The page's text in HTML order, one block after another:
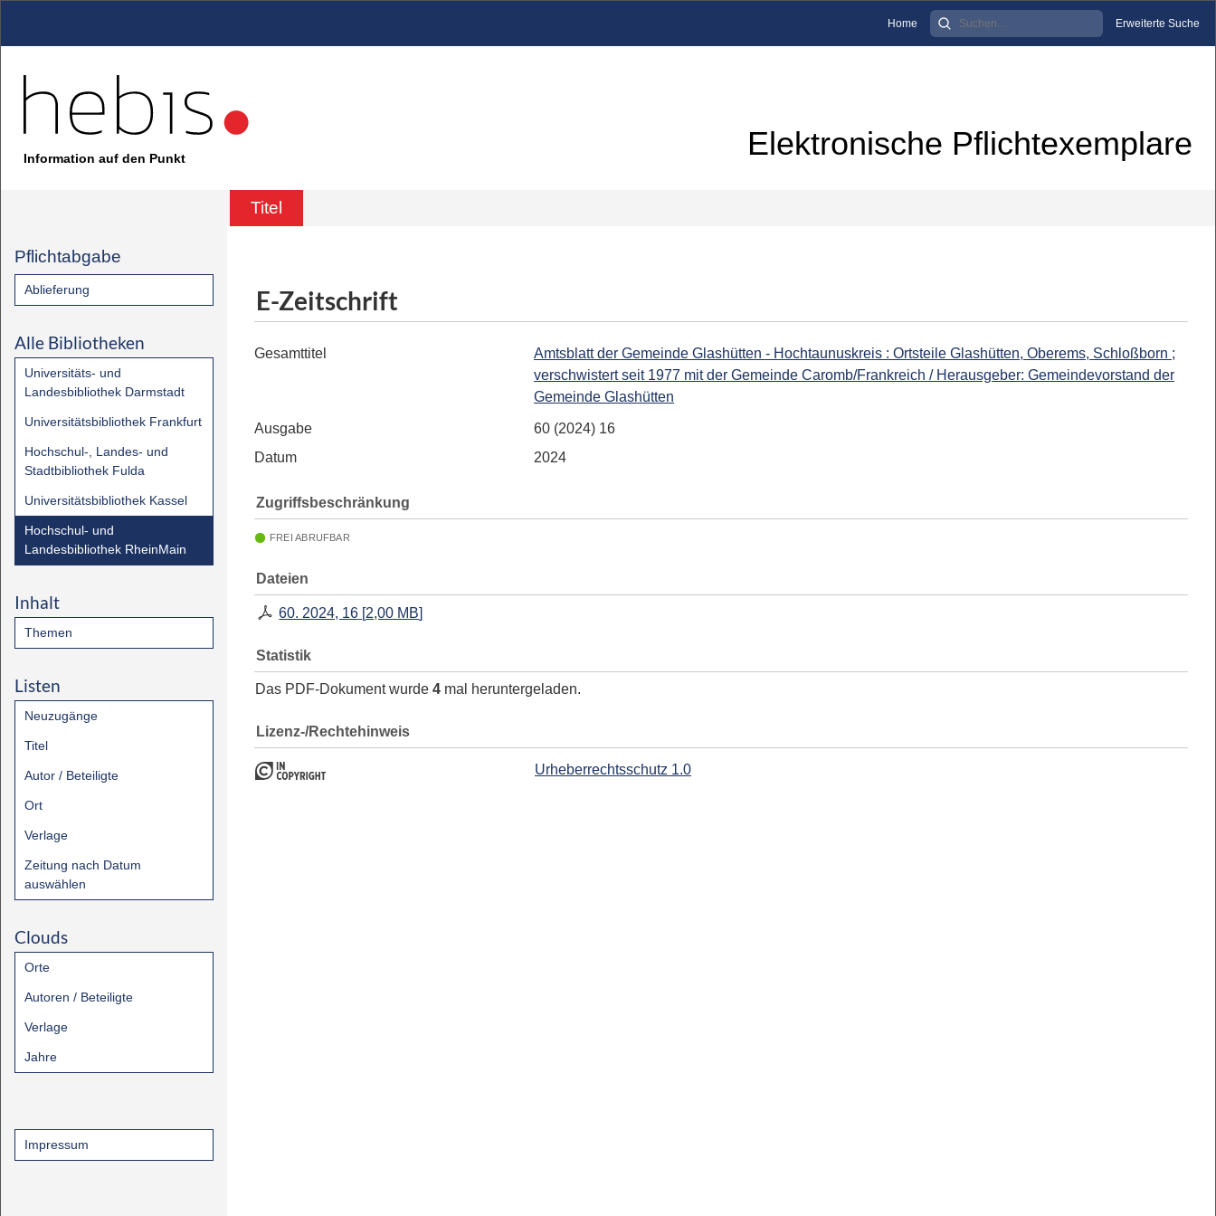
Home Erweiterte Suche
Information auf den Punkt Elektronische Pflichtexemplare
Titel
Pflichtabgabe
Ablieferung
Alle Bibliotheken
Universitäts- und
Landesbibliothek Darmstadt
Universitätsbibliothek Frankfurt
Hochschul-, Landes- und
Stadtbibliothek Fulda
Universitätsbibliothek Kassel
Hochschul- und
Landesbibliothek RheinMain
Inhalt
Themen
Listen
Neuzugänge
Titel
Autor / Beteiligte
Ort
Verlage
Zeitung nach Datum
auswählen
Clouds
Orte
Autoren / Beteiligte
Verlage
Jahre
Impressum
E-Zeitschrift
Gesamttitel
Amtsblatt der Gemeinde Glashütten - Hochtaunuskreis : Ortsteile Glashütten, Oberems, Schloßborn ;
verschwistert seit 1977 mit der Gemeinde Caromb/Frankreich / Herausgeber: Gemeindevorstand der
Gemeinde Glashütten
Ausgabe
60 (2024) 16
Datum
2024
Zugriffsbeschränkung
FREI ABRUFBAR
Dateien
60. 2024, 16 [2,00 MB]
Statistik
Das PDF-Dokument wurde 4 mal heruntergeladen.
Lizenz-/Rechtehinweis
Urheberrechtsschutz 1.0